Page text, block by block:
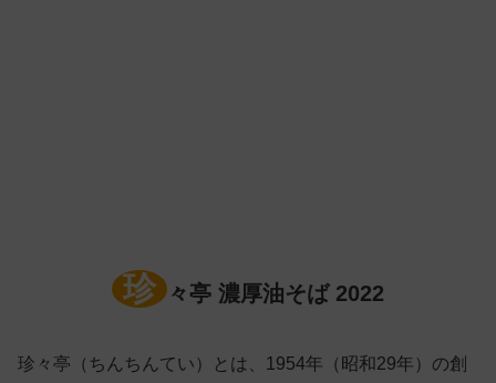
珍 々亭 濃厚油そば 2022
珍々亭（ちんちんてい）とは、1954年（昭和29年）の創